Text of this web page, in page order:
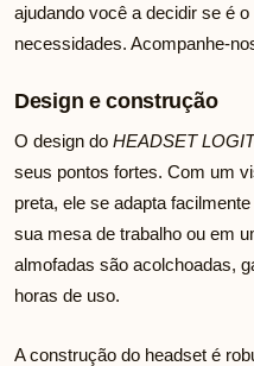
ajudando você a decidir se é
necessidades. Acompanhe-
Design e construção
O design do HEADSET
seus pontos fortes. Com um
preta, ele se adapta
sua mesa de trabalho ou em
almofadas são acolchoadas,
horas de uso.
A construção do headset é